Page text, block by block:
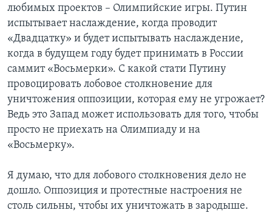
любимых проектов – Олимпийские игры. Путин
испытывает наслаждение, когда проводит
«Двадцатку» и будет испытывать наслаждение,
когда в будущем году будет принимать в России
саммит «Восьмерки». С какой стати Путину
провоцировать лобовое столкновение для
уничтожения оппозиции, которая ему не угрожает?
Ведь это Запад может использовать для того, чтобы
просто не приехать на Олимпиаду и на
«Восьмерку».
Я думаю, что для лобового столкновения дело не
дошло. Оппозиция и протестные настроения не
столь сильны, чтобы их уничтожать в зародыше.